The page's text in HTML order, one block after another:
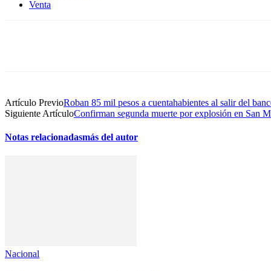
Venta
Artículo PrevioRoban 85 mil pesos a cuentahabientes al salir del
Siguiente ArtículoConfirman segunda muerte por explosión en San
Notas relacionadasmás del autor
Nacional